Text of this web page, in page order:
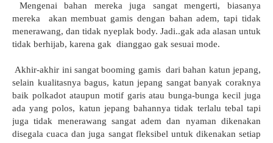
Mengenai bahan mereka juga sangat mengerti, biasanya
mereka
akan membuat gamis dengan bahan adem, tapi tidak
menerawang, dan tidak nyeplak body. Jadi..gak ada alasan untuk
tidak berhijab, karena gak dianggao gak sesuai mode.
Akhir-akhir ini sangat booming gamis dari bahan katun jepang,
selain kualitasnya bagus, katun jepang sangat banyak coraknya
baik polkadot ataupun motif garis atau bunga-bunga kecil juga
ada yang polos, katun jepang bahannya tidak terlalu tebal tapi
juga tidak menerawang sangat adem dan nyaman dikenakan
disegala cuaca dan juga sangat fleksibel untuk dikenakan setiap